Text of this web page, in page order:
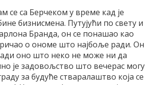
се са Берчеком у време кад је
бизнисмена. Путујући по свету и
Бранда, он се понашао као
о ономе што најбоље ради. Он
оно што неко не може ни да
је задовољство што вечерас могу
за будуће стваралаштво која се